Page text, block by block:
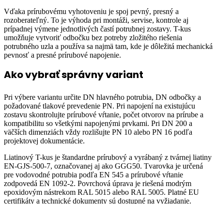
Vďaka prírubovému vyhotoveniu je spoj pevný, presný a
rozoberateľný. To je výhoda pri montáži, servise, kontrole aj
prípadnej výmene jednotlivých častí potrubnej zostavy. T-kus
umožňuje vytvoriť odbočku bez potreby zložitého riešenia
potrubného uzla a používa sa najmä tam, kde je dôležitá mechanická
pevnosť a presné prírubové napojenie.
Ako vybrať správny variant
Pri výbere variantu určite DN hlavného potrubia, DN odbočky a
požadované tlakové prevedenie PN. Pri napojení na existujúcu
zostavu skontrolujte prírubové vŕtanie, počet otvorov na prírube a
kompatibilitu so všetkými napojenými prvkami. Pri DN 200 a
väčších dimenziách vždy rozlišujte PN 10 alebo PN 16 podľa
projektovej dokumentácie.
Liatinový T-kus je štandardne prírubový a vyrábaný z tvárnej liatiny
EN-GJS-500-7, označovanej aj ako GGG50. Tvarovka je určená
pre vodovodné potrubia podľa EN 545 a prírubové vŕtanie
zodpovedá EN 1092-2. Povrchová úprava je riešená modrým
epoxidovým nástrekom RAL 5015 alebo RAL 5005. Platné EU
certifikáty a technické dokumenty sú dostupné na vyžiadanie.